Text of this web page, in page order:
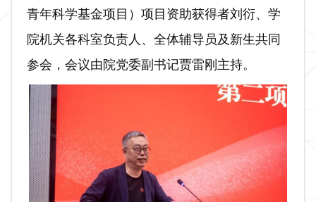
青年科学基金项目）项目资助获得者刘衍、学
院机关各科室负责人、全体辅导员及新生共同
参会，会议由院党委副书记贾雷刚主持。